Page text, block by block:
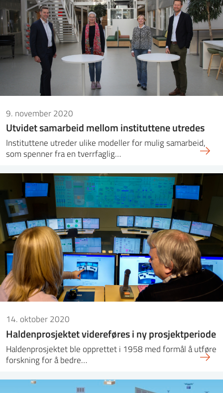
9. november 2020
Utvidet samarbeid mellom instituttene utredes
Instituttene utreder ulike modeller for mulig samarbeid,
som spenner fra en tverrfaglig…
14. oktober 2020
Haldenprosjektet videreføres i ny prosjektperiode
Haldenprosjektet ble opprettet i 1958 med formål å utføre
forskning for å bedre…